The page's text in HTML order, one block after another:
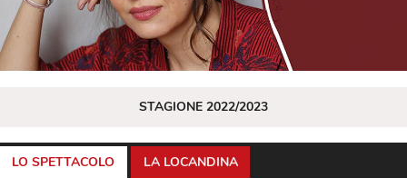
STAGIONE 2022/2023
LO SPETTACOLO LA LOCANDINA